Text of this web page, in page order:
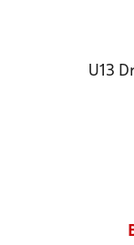
U13